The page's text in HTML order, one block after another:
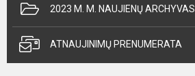
2023 M. M. NAUJIENŲ ARCHYVAS
ATNAUJINIMŲ PRENUMERATA